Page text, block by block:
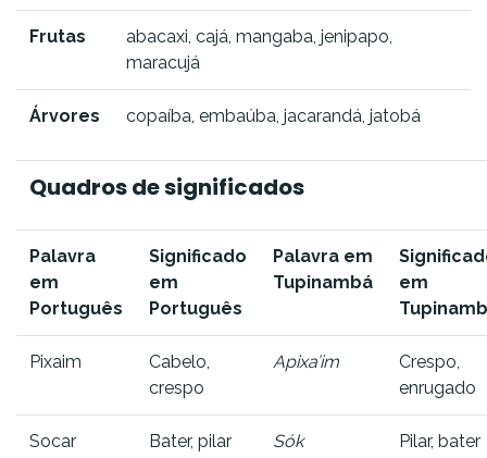
Frutas
abacaxi, cajá, mangaba, jenipapo,
maracujá
Árvores copaíba, embaúba, jacarandá, jatobá
Quadros de significados
Palavra
em
Português
Significado
em
Português
Palavra em
Tupinambá
em
Pixaim
Cabelo,
crespo
Apixa’im
Crespo,
enrugado
Socar Bater, pilar Sók
Pilar, bater